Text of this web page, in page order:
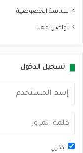
سياسة الخصوصية
تواصل معنا
تسجيل الدخول
تذكرني